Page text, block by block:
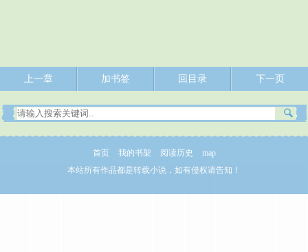
上一章 加书签 回目录 下一页
首页 我的书架 阅读历史
map
本站所有作品都是转载小说，如有侵权请告知！